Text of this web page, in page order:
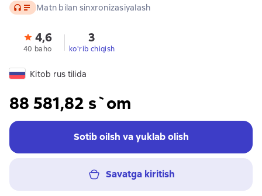
Audio Matn bilan sinxronizasiyalash
4,6
40 baho
3
ko'rib chiqish
Kitob rus tilida
88 581,82 s`om
Sotib oilsh va yuklab olish
Savatga kiritish